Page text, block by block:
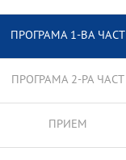
ПРОГРАМА 1-ВА ЧАСТ
ПРОГРАМА 2-РА ЧАСТ
ПРИЕМ